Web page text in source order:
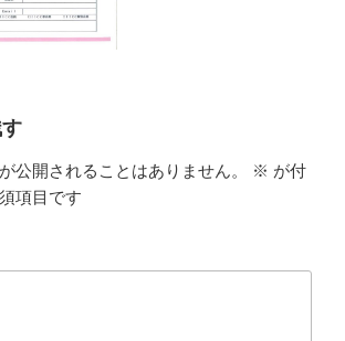
公開されることはありません。 ※ が付
項目です